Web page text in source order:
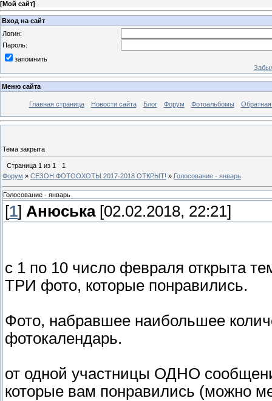
[Мой сайт]
Вход на сайт
Логин:
Пароль:
запомнить
Меню сайта
Главная страница Новости сайта Блог Форум Фотоальбомы Обратная
Тема закрыта
Страница 1 из 1
1
Форум » СЕЗОН ФОТООХОТЫ 2017-2018 ОТКРЫТ! » Голосование - январь
Голосование - январь
[1] Анюська[02.02.2018, 22:21]
с 1 по 10 число февраля открыта
ТРИ фото, которые понравились.
Фото, набравшее наибольшее
фотокалендарь.
от одной участницы ОДНО
которые вам понравились (можно